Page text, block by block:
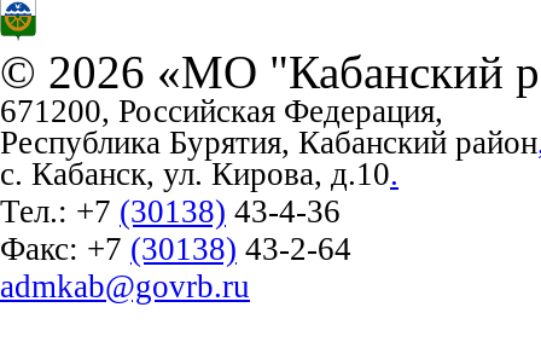
© 2026 «МО "Кабанский
671200, Российская Федерация,
Республика Бурятия, Кабанский район
с. Кабанск, ул. Кирова, д.10.
Тел.: +7 (30138) 43-4-36
Факс: +7 (30138) 43-2-64
admkab@govrb.ru